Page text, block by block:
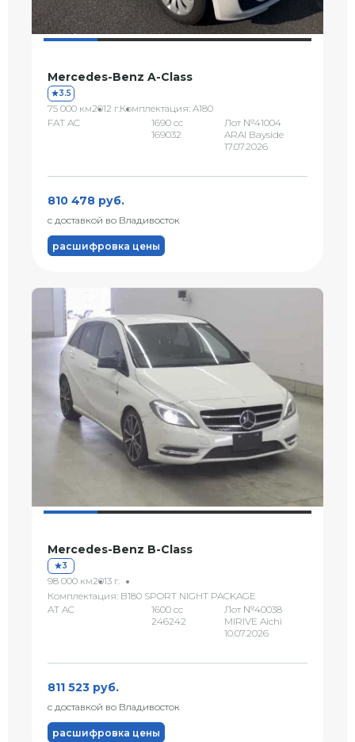
Mercedes-Benz A-Class
3.5
75 000 км2012 г.Комплектация: A180
FAT AC
1690 сс
169032
Лот №41004
ARAI Bayside
17.07.2026
810 478 руб.
с доставкой во Владивосток
расшифровка цены
Mercedes-Benz B-Class
3
98 000 км2013 г.
Комплектация: B180 SPORT NIGHT PACKAGE
AT AC
1600 сс
246242
Лот №40038
MIRIVE Aichi
10.07.2026
811 523 руб.
с доставкой во Владивосток
расшифровка цены